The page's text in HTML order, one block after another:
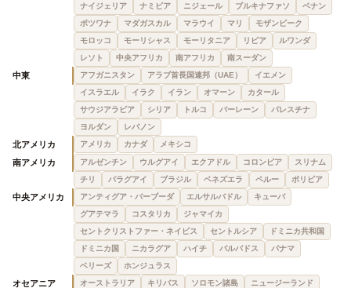
ナイジェリア
ナミビア ニジェール ブルキナファソ
ベナン
ボツワナ
マダガスカル マラウイ マリ
モザンビーク
モロッコ
モーリシャス モーリタニア リビア
ルワンダ
レソト
中央アフリカ 南アフリカ 南スーダン
中東 アフガニスタン アラブ首長国連邦（UAE）
イエメン
イスラエル
イラク イラン オマーン
カタール
サウジアラビア
シリア トルコ バーレーン
パレスチナ
ヨルダン
レバノン
北アメリカ アメリカ カナダ メキシコ
南アメリカ アルゼンチン ウルグアイ エクアドル コロンビア
スリナム
チリ
パラグアイ ブラジル ベネズエラ ペルー ボリビア
中央アメリカ アンティグア・バーブーダ エルサルバドル
キューバ
グアテマラ
コスタリカ
ジャマイカ
セントクリストファー・ネイビス
セントルシア
ドミニカ共和国
ドミニカ国
ニカラグア ハイチ バルバドス
パナマ
ベリーズ
ホンジュラス
オセアニア オーストラリア キリバス ソロモン諸島 ニュージーランド